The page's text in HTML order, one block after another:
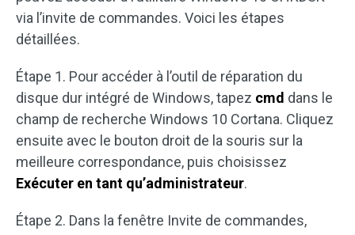
via l’invite de commandes. Voici les étapes
détaillées.
Étape 1. Pour accéder à l’outil de réparation du
disque dur intégré de Windows, tapez cmd dans le
champ de recherche Windows 10 Cortana. Cliquez
ensuite avec le bouton droit de la souris sur la
meilleure correspondance, puis choisissez
Exécuter en tant qu’administrateur.
Étape 2. Dans la fenêtre Invite de commandes,